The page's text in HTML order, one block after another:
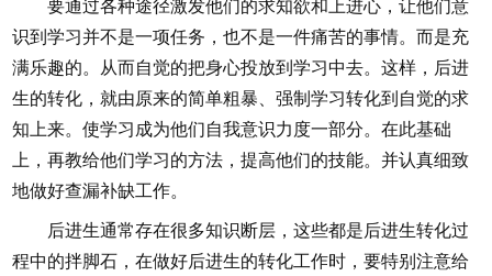
要通过各种途径激发他们的求知欲和上进心，让他们意
识到学习并不是一项任务，也不是一件痛苦的事情。而是充
满乐趣的。从而自觉的把身心投放到学习中去。这样，后进
生的转化，就由原来的简单粗暴、强制学习转化到自觉的求
知上来。使学习成为他们自我意识力度一部分。在此基础
上，再教给他们学习的方法，提高他们的技能。并认真细致
地做好查漏补缺工作。
后进生通常存在很多知识断层，这些都是后进生转化过
程中的拌脚石，在做好后进生的转化工作时，要特别注意给